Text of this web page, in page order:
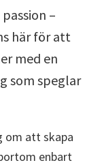
–
här för att
med en
som speglar
om att skapa
enbart